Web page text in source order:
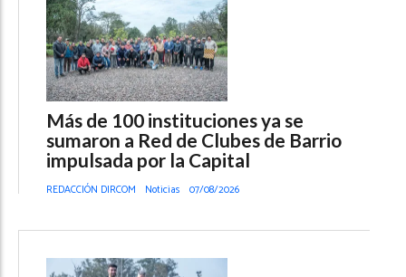
Más de 100 instituciones ya se
sumaron a Red de Clubes de Barrio
impulsada por la Capital
REDACCIÓN DIRCOM Noticias 07/08/2026